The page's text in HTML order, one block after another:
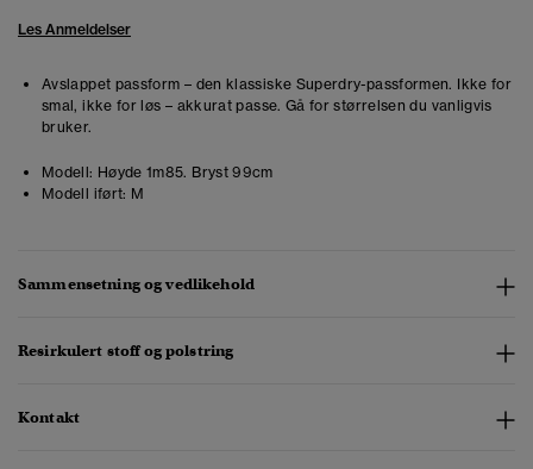
Les Anmeldelser
Avslappet passform – den klassiske Superdry-passformen. Ikke for
smal, ikke for løs – akkurat passe. Gå for størrelsen du vanligvis
bruker.
Modell: Høyde 1m85. Bryst 99cm
Modell iført: M
Sammensetning og vedlikehold
Resirkulert stoff og polstring
Kontakt